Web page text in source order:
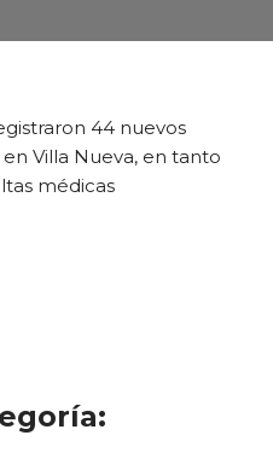
44 nuevos
Villa Nueva, en tanto
médicas